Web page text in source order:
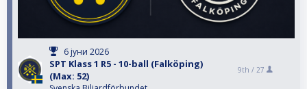
6 јуни 2026
SPT Klass 1 R5 - 10-ball (Falköping)
(Max: 52)
9th / 27